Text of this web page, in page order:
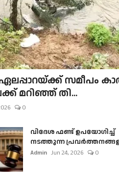
സമീപം
മറിഞ്ഞ് തി...
0
വിദേശ ഫണ്ട് ഉപയോഗിച്ച്
നടത്തുന്ന
Admin Jun 24, 2026 0